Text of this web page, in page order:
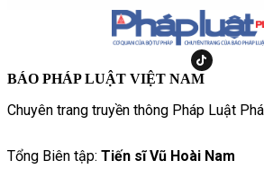
BÁO PHÁP LUẬT VIỆT NAM
Chuyên trang truyền thông Pháp Luật
Tổng Biên tập: Tiến sĩ Vũ Hoài Nam